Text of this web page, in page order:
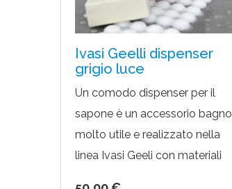
Ivasi Geelli dispenser
grigio luce
Un comodo dispenser per il
sapone è un accessorio bagno
molto utile e realizzato nella
linea Ivasi Geeli con materiali